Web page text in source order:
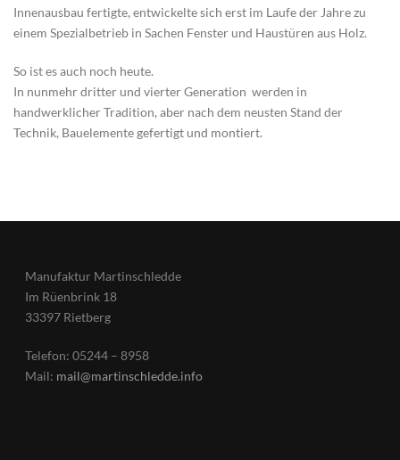
Innenausbau fertigte, entwickelte sich erst im Laufe der Jahre zu
einem Spezialbetrieb in Sachen Fenster und Haustüren aus Holz.
So ist es auch noch heute.
In nunmehr dritter und vierter Generation werden in
handwerklicher Tradition, aber nach dem neusten Stand der
Technik, Bauelemente gefertigt und montiert.
Manufaktur Martinschledde
Im Rüenbrink 18
33397 Rietberg
Telefon: 05244 – 8958
Mail: mail@martinschledde.info